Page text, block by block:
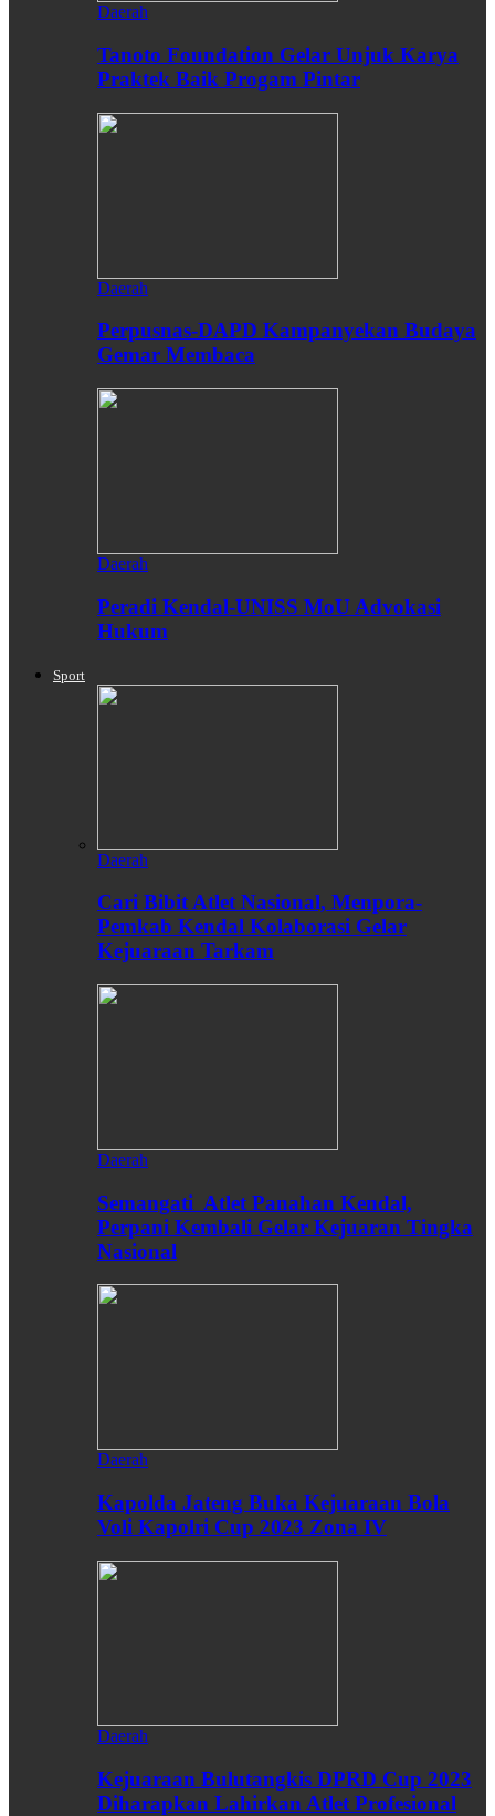
Daerah
Tanoto Foundation Gelar Unjuk Karya
Praktek Baik Progam Pintar
Daerah
Perpusnas-DAPD Kampanyekan Budaya
Gemar Membaca
Daerah
Peradi Kendal-UNISS MoU Advokasi
Hukum
Sport
Daerah
Cari Bibit Atlet Nasional, Menpora-
Pemkab Kendal Kolaborasi Gelar
Kejuaraan Tarkam
Daerah
Semangati Atlet Panahan Kendal,
Perpani Kembali Gelar Kejuaran Tingka
Nasional
Daerah
Kapolda Jateng Buka Kejuaraan Bola
Voli Kapolri Cup 2023 Zona IV
Daerah
Kejuaraan Bulutangkis DPRD Cup 2023
Diharapkan Lahirkan Atlet Profesional